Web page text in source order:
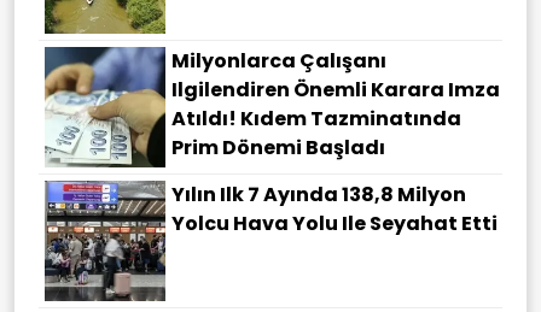
Milyonlarca Çalışanı
Ilgilendiren Önemli Karara Imza
Atıldı! Kıdem Tazminatında
Prim Dönemi Başladı
Yılın Ilk 7 Ayında 138,8 Milyon
Yolcu Hava Yolu Ile Seyahat Etti